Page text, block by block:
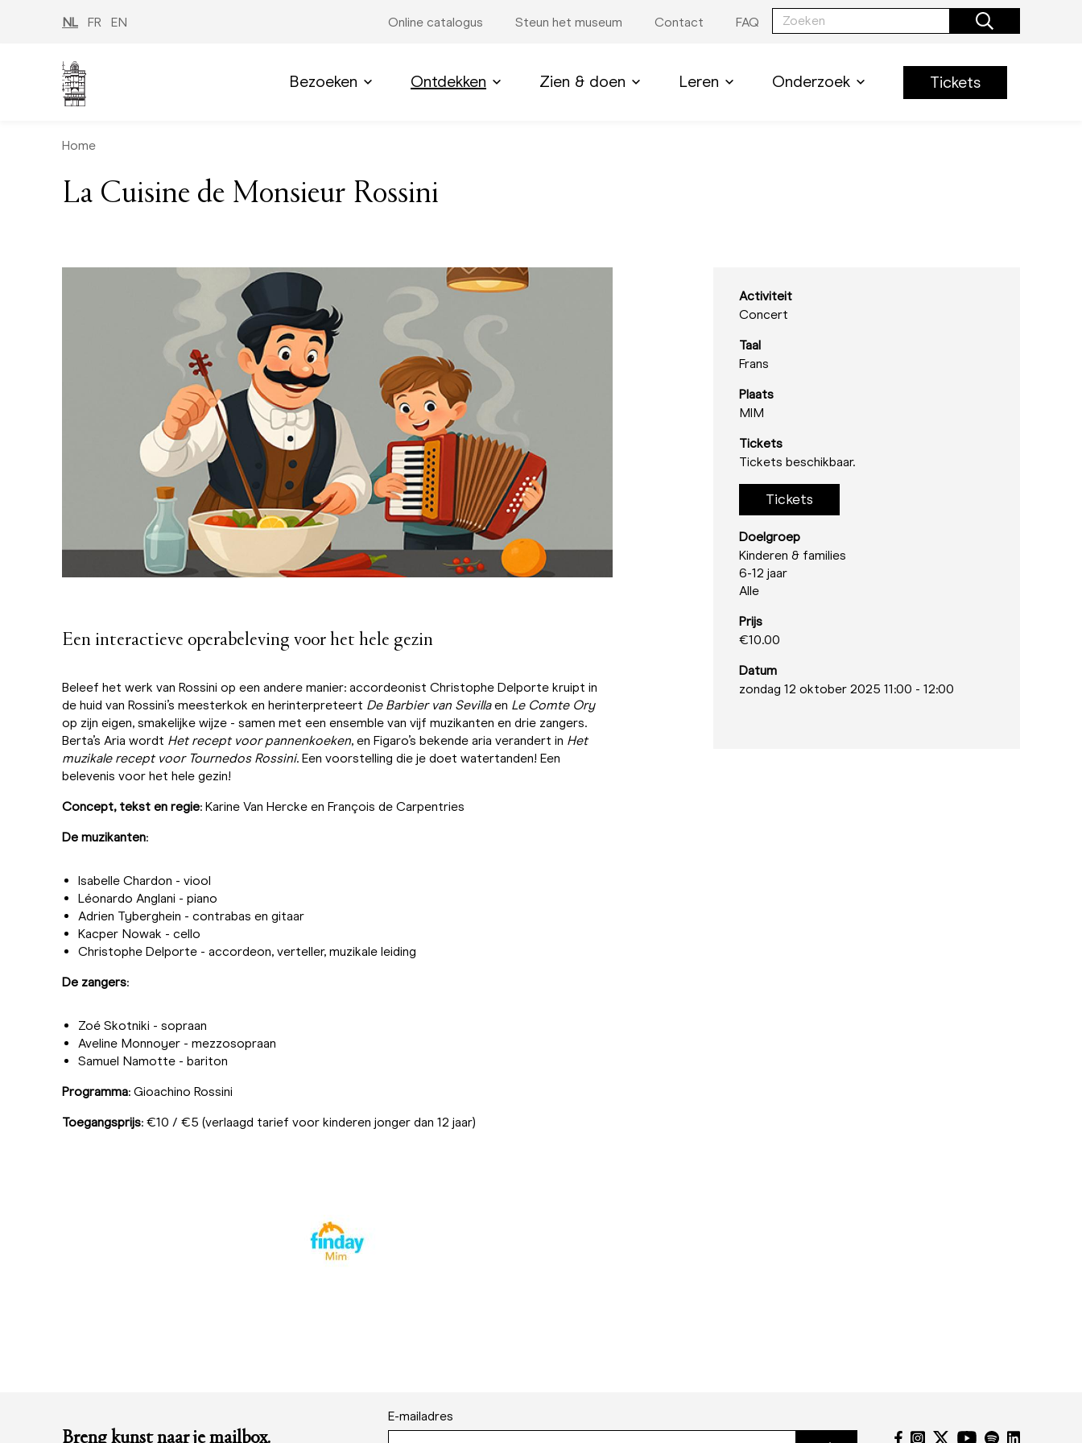
NL FR EN Online catalogus Steun het museum Contact FAQ
Bezoeken Ontdekken Zien & doen Leren Onderzoek Tickets
Home
La Cuisine de Monsieur Rossini
Een interactieve operabeleving voor het hele gezin
Beleef het werk van Rossini op een andere manier: accordeonist Christophe Delporte kruipt in
de huid van Rossini’s meesterkok en herinterpreteert De Barbier van Sevillaen Le Comte Ory
op zijn eigen, smakelijke wijze - samen met een ensemble van vijf muzikanten en drie zangers.
Berta’s Aria wordt Het recept voor pannenkoeken, en Figaro’s bekende aria verandert in Het
muzikale recept voor Tournedos Rossini. Een voorstelling die je doet watertanden! Een
belevenis voor het hele gezin!
Concept, tekst en regie: Karine Van Hercke en François de Carpentries
De muzikanten:
Isabelle Chardon - viool
Léonardo Anglani - piano
Adrien Tyberghein - contrabas en gitaar
Kacper Nowak - cello
Christophe Delporte - accordeon, verteller, muzikale leiding
De zangers:
Zoé Skotniki - sopraan
Aveline Monnoyer - mezzosopraan
Samuel Namotte - bariton
Programma: Gioachino Rossini
Toegangsprijs: €10 / €5 (verlaagd tarief voor kinderen jonger dan 12 jaar)
Activiteit
Concert
Taal
Frans
Plaats
MIM
Tickets
Tickets beschikbaar.
Tickets
Doelgroep
Kinderen & families
6-12 jaar
Alle
Prijs
€10.00
Datum
zondag 12 oktober 2025 11:00 -12:00
Breng kunst naar je mailbox.
E-mailadres